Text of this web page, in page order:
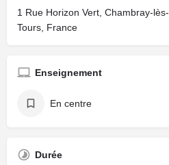
1 Rue Horizon Vert, Chambray-lès-
Tours, France
Enseignement
En centre
Durée